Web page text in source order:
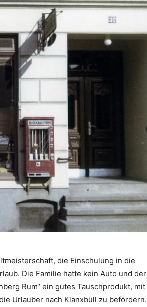
die Einschulung in die
Die Familie hatte kein Auto und der
Rum“ ein gutes Tauschprodukt, mit
Urlauber nach Klanxbüll zu befördern.